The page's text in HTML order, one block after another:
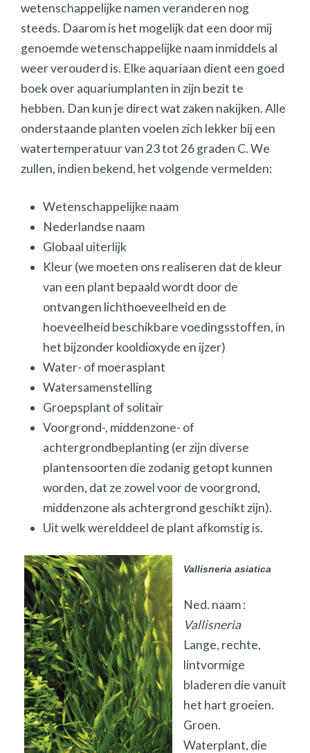
wetenschappelijke namen veranderen nog
steeds. Daarom is het mogelijk dat een door mij
genoemde wetenschappelijke naam inmiddels al
weer verouderd is. Elke aquariaan dient een goed
boek over aquariumplanten in zijn bezit te
hebben. Dan kun je direct wat zaken nakijken. Alle
onderstaande planten voelen zich lekker bij een
watertemperatuur van 23 tot 26 graden C. We
zullen, indien bekend, het volgende vermelden:
Wetenschappelijke naam
Nederlandse naam
Globaal uiterlijk
Kleur (we moeten ons realiseren dat de kleur
van een plant bepaald wordt door de
ontvangen lichthoeveelheid en de
hoeveelheid beschikbare voedingsstoffen, in
het bijzonder kooldioxyde en ijzer)
Water- of moerasplant
Watersamenstelling
Groepsplant of solitair
Voorgrond-, middenzone- of
achtergrondbeplanting (er zijn diverse
plantensoorten die zodanig getopt kunnen
worden, dat ze zowel voor de voorgrond,
middenzone als achtergrond geschikt zijn).
Uit welk werelddeel de plant afkomstig is.
Vallisneria asiatica
Ned. naam :
Vallisneria
Lange, rechte,
lintvormige
bladeren die vanuit
het hart groeien.
Groen.
Waterplant, die